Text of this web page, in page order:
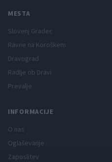
MESTA
Slovenj Gradec
Ravne na Koroškem
Dravograd
Radlje ob Dravi
Prevalje
INFORMACIJE
O nas
Oglaševanje
Zaposlitev